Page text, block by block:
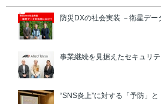
防災DXの社会実装 －衛星デー
事業継続を見据えたセキュリ
“SNS炎上”に対する「予防」